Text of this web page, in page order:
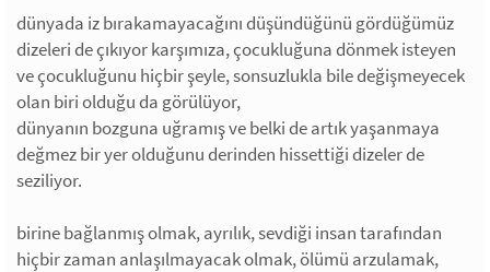
dünyada iz bırakamayacağını düşündüğünü gördüğümüz
dizeleri de çıkıyor karşımıza, çocukluğuna dönmek isteyen
ve çocukluğunu hiçbir şeyle, sonsuzlukla bile değişmeyecek
olan biri olduğu da görülüyor,
dünyanın bozguna uğramış ve belki de artık yaşanmaya
değmez bir yer olduğunu derinden hissettiği dizeler de
seziliyor.
birine bağlanmış olmak, ayrılık, sevdiği insan tarafından
hiçbir zaman anlaşılmayacak olmak, ölümü arzulamak,